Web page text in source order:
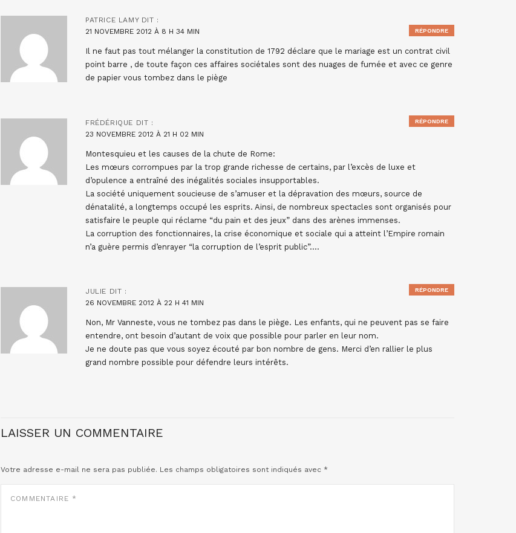
PATRICE LAMY DIT :
21 NOVEMBRE 2012 À 8 H 34 MIN
Il ne faut pas tout mélanger la constitution de 1792 déclare que le mariage est un contrat civil
point barre , de toute façon ces affaires sociétales sont des nuages de fumée et avec ce genre
de papier vous tombez dans le piège
RÉPONDRE
FRÉDÉRIQUE DIT :
23 NOVEMBRE 2012 À 21 H 02 MIN
Montesquieu et les causes de la chute de Rome:
Les mœurs corrompues par la trop grande richesse de certains, par l’excès de luxe et
d’opulence a entraîné des inégalités sociales insupportables.
La société uniquement soucieuse de s’amuser et la dépravation des mœurs, source de
dénatalité, a longtemps occupé les esprits. Ainsi, de nombreux spectacles sont organisés pour
satisfaire le peuple qui réclame “du pain et des jeux” dans des arènes immenses.
La corruption des fonctionnaires, la crise économique et sociale qui a atteint l’Empire romain
n’a guère permis d’enrayer “la corruption de l’esprit public”….
RÉPONDRE
JULIE DIT :
26 NOVEMBRE 2012 À 22 H 41 MIN
Non, Mr Vanneste, vous ne tombez pas dans le piège. Les enfants, qui ne peuvent pas se faire
entendre, ont besoin d’autant de voix que possible pour parler en leur nom.
Je ne doute pas que vous soyez écouté par bon nombre de gens. Merci d’en rallier le plus
grand nombre possible pour défendre leurs intérêts.
RÉPONDRE
LAISSER UN COMMENTAIRE
Votre adresse e-mail ne sera pas publiée. Les champs obligatoires sont indiqués avec *